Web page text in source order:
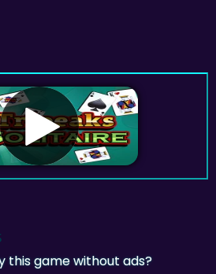
game without ads?